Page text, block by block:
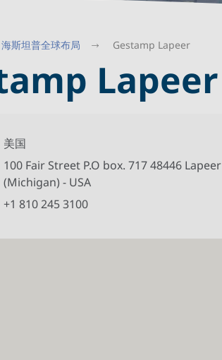
海斯坦普全球布局 Gestamp Lapeer
Lapeer
美国
100 Fair Street P.O box. 717 48446 Lapeer
(Michigan) - USA
+1 810 245 3100